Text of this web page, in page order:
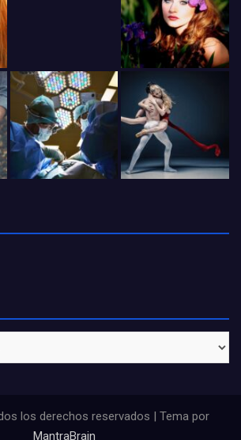
los derechos reservados | Tema por
MantraBrain